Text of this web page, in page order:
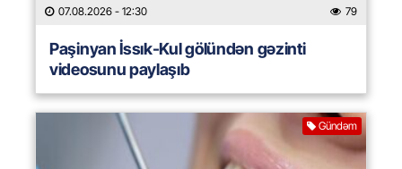
07.08.2026 - 12:30 79
Paşinyan İssık-Kul gölündən gəzinti
videosunu paylaşıb
Gündəm